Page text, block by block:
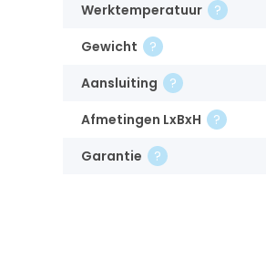
Werktemperatuur
Gewicht
Aansluiting
Afmetingen LxBxH
Garantie